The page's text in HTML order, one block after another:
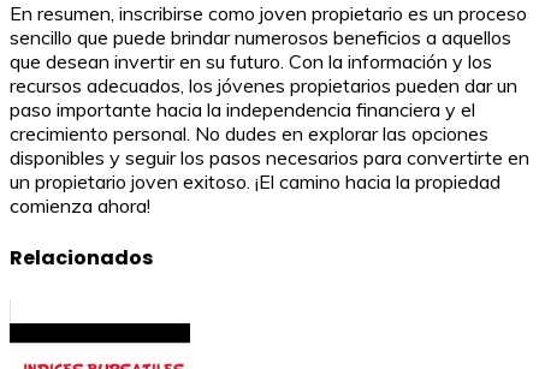
En resumen, inscribirse como joven propietario es un proceso
sencillo que puede brindar numerosos beneficios a aquellos
que desean invertir en su futuro. Con la información y los
recursos adecuados, los jóvenes propietarios pueden dar un
paso importante hacia la independencia financiera y el
crecimiento personal. No dudes en explorar las opciones
disponibles y seguir los pasos necesarios para convertirte en
un propietario joven exitoso. ¡El camino hacia la propiedad
comienza ahora!
Relacionados